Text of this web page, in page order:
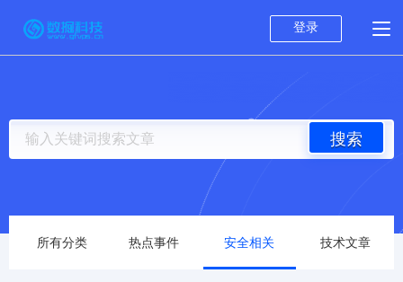
登录
搜索
所有分类 热点事件 安全相关 技术文章